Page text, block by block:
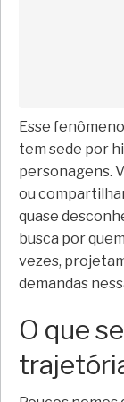
Esse
tem sede por
personagens.
ou
quase
busca por
vezes,
demandas
O que